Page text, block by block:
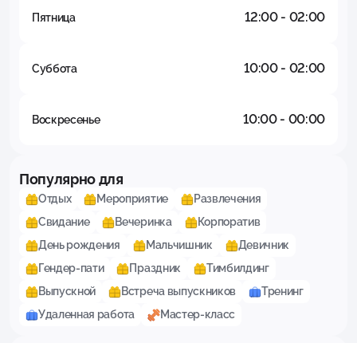
Пятница 12:00 - 02:00
Суббота 10:00 - 02:00
Воскресенье 10:00 - 00:00
Популярно для
Отдых Мероприятие
Развлечения
Свидание
Вечеринка
Корпоратив
День рождения
Мальчишник
Девичник
Гендер-пати
Праздник
Тимбилдинг
Выпускной
Встреча выпускников
Тренинг
Удаленная работа
Мастер-класс